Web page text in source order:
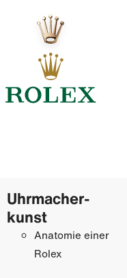
Uhrmacher­
kunst
Anatomie einer
Rolex